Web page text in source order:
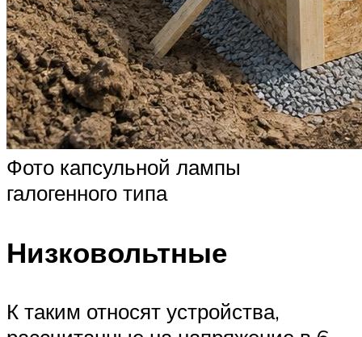
Фото капсульной лампы
галогенного типа
Низковольтные
К таким относят устройства,